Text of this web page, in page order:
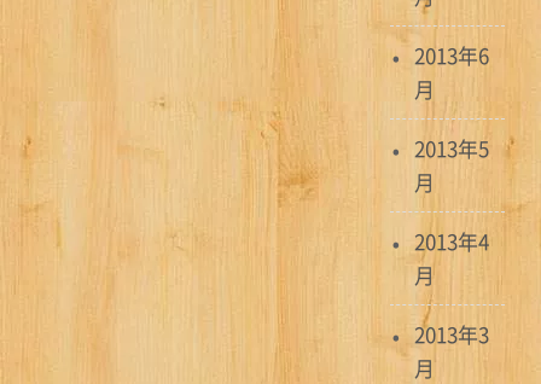
2013年6
月
2013年5
月
2013年4
月
2013年3
月